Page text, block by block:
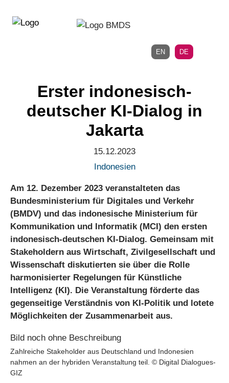
zum
EN DE
Erster indonesisch-
deutscher KI-Dialog in
Jakarta
15.12.2023
Indonesien
Am 12. Dezember 2023 veranstalteten das
Bundesministerium für Digitales und Verkehr
(BMDV) und das indonesische Ministerium für
Kommunikation und Informatik (MCI) den ersten
indonesisch-deutschen KI-Dialog. Gemeinsam mit
Stakeholdern aus Wirtschaft, Zivilgesellschaft und
Wissenschaft diskutierten sie über die Rolle
harmonisierter Regelungen für Künstliche
Intelligenz (KI). Die Veranstaltung förderte das
gegenseitige Verständnis von KI-Politik und lotete
Möglichkeiten der Zusammenarbeit aus.
Zahlreiche Stakeholder aus Deutschland und Indonesien
nahmen an der hybriden Veranstaltung teil. © Digital Dialogues-
GIZ